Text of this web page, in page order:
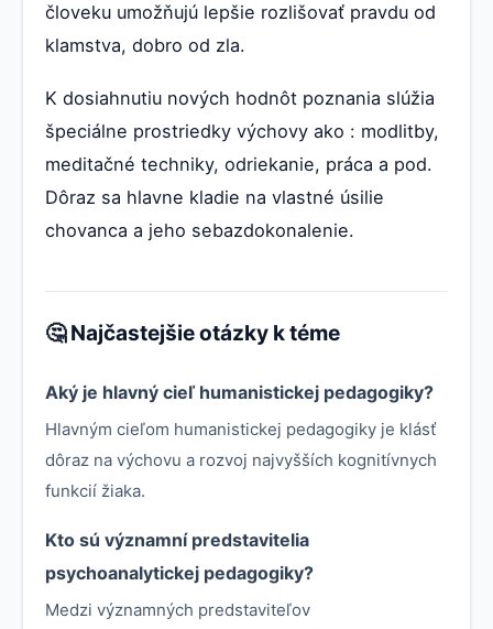
človeku umožňujú lepšie rozlišovať pravdu od
klamstva, dobro od zla.
K dosiahnutiu nových hodnôt poznania slúžia
špeciálne prostriedky výchovy ako : modlitby,
meditačné techniky, odriekanie, práca a pod.
Dôraz sa hlavne kladie na vlastné úsilie
chovanca a jeho sebazdokonalenie.
🤔 Najčastejšie otázky k téme
Aký je hlavný cieľ humanistickej pedagogiky?
Hlavným cieľom humanistickej pedagogiky je klásť
dôraz na výchovu a rozvoj najvyšších kognitívnych
funkcií žiaka.
Kto sú významní predstavitelia
psychoanalytickej pedagogiky?
Medzi významných predstaviteľov